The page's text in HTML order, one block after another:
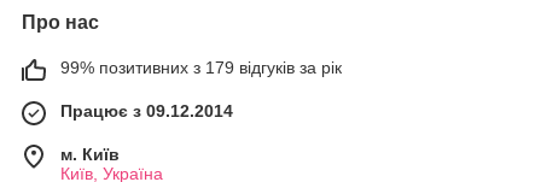
Про нас
99% позитивних з 179 відгуків за рік
Працює з 09.12.2014
м. Київ
Київ, Україна